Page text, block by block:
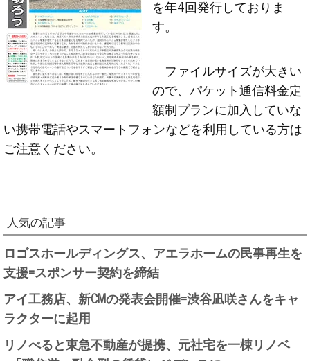
を年4回発行しておりま
す。
ファイルサイズが大きい
ので、パケット通信料金定
額制プランに加入していな
い携帯電話やスマートフォンなどを利用している方は
ご注意ください。
人気の記事
ロゴスホールディングス、アエラホームの民事再生を
支援=スポンサー契約を締結
アイ工務店、新CMの発表会開催=渋谷凪咲さんをキャ
ラクターに起用
リノべると東急不動産が提携、元社宅を一棟リノベ